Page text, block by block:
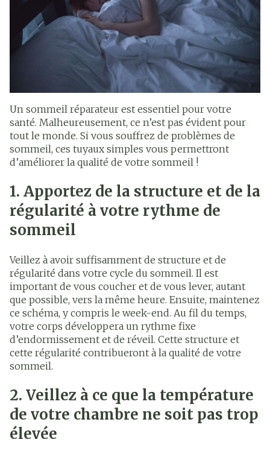
Un sommeil réparateur est essentiel pour votre
santé. Malheureusement, ce n’est pas évident pour
tout le monde. Si vous souffrez de problèmes de
sommeil, ces tuyaux simples vous permettront
d’améliorer la qualité de votre sommeil !
1. Apportez de la structure et de la
régularité à votre rythme de
sommeil
Veillez à avoir suffisamment de structure et de
régularité dans votre cycle du sommeil. Il est
important de vous coucher et de vous lever, autant
que possible, vers la même heure. Ensuite, maintenez
ce schéma, y compris le week-end. Au fil du temps,
votre corps développera un rythme fixe
d’endormissement et de réveil. Cette structure et
cette régularité contribueront à la qualité de votre
sommeil.
2. Veillez à ce que la température
de votre chambre ne soit pas trop
élevée